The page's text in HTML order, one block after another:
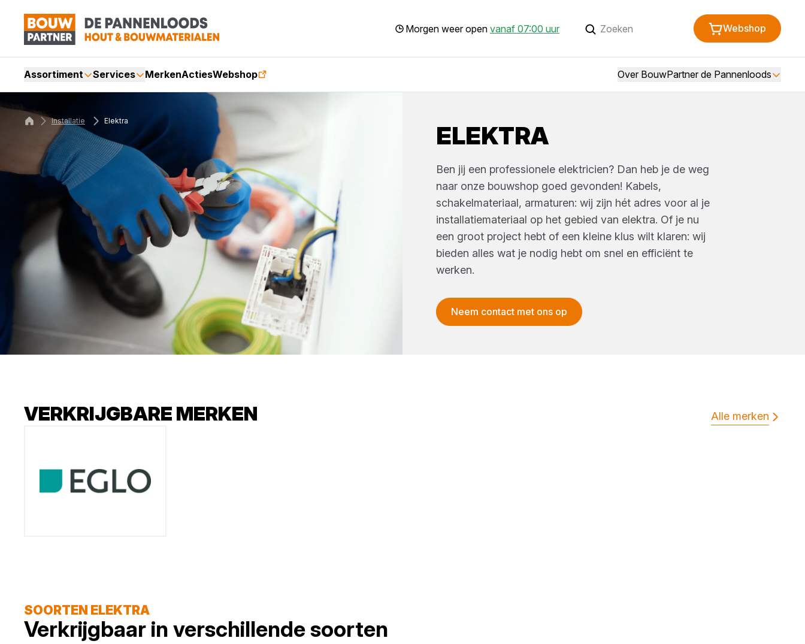
Morgen weer open vanaf 07:00 uur Webshop
Assortiment Services MerkenActiesWebshop Over BouwPartner de Pannenloods
ELEKTRA
Ben jij een professionele elektricien? Dan heb je de weg
naar onze bouwshop goed gevonden! Kabels,
schakelmateriaal, armaturen: wij zijn hét adres voor al je
installatiemateriaal op het gebied van elektra. Of je nu
een groot project hebt of een kleine klus wilt klaren: wij
bieden alles wat je nodig hebt om snel en efficiënt te
werken.
Neem contact met ons op
Installatie Elektra
VERKRIJGBARE MERKEN Alle merken
SOORTEN ELEKTRA
Verkrijgbaar in verschillende soorten